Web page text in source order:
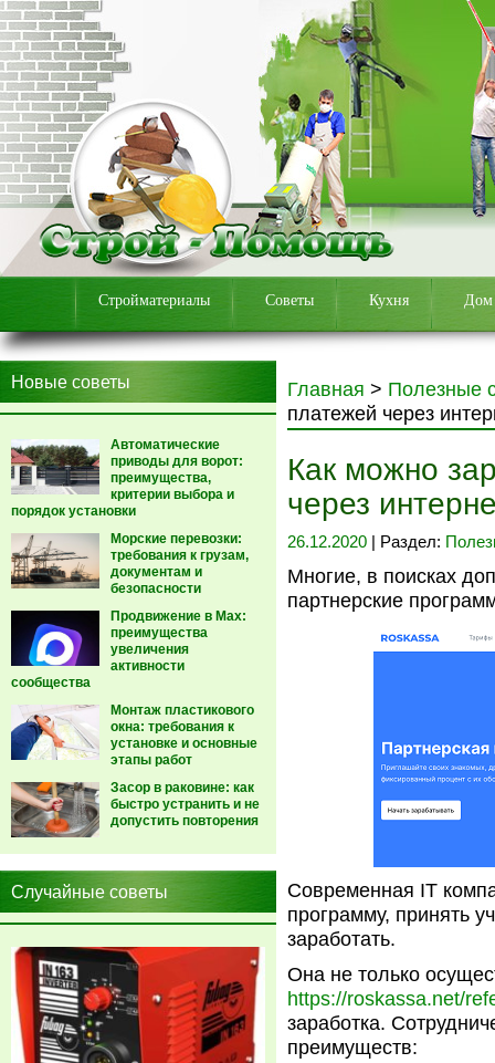
Стройматериалы Советы Кухня Дом
Новые советы
Автоматические
приводы для ворот:
преимущества,
критерии выбора и
порядок установки
Морские перевозки:
требования к грузам,
документам и
безопасности
Продвижение в Max:
преимущества
увеличения
активности
сообщества
Монтаж пластикового
окна: требования к
установке и основные
этапы работ
Засор в раковине: как
быстро устранить и не
допустить повторения
Случайные советы
Главная > Полезные
платежей через
Как можно
через
26.12.2020 | Раздел:
Многие, в поисках
партнерские
Современная IT
программу, принять
заработать.
Она не только
https://roskassa.net/
заработка.
преимуществ: